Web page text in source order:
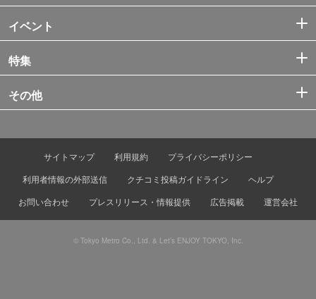
イベント
特集
その他
サイトマップ 利用規約
プライバシーポリシー
利用者情報の外部送信
クチコミ投稿ガイドライン
ヘルプ
お問い合わせ
プレスリリース・情報提供 広告掲載 運営会社
© Tokyo Metro Co., Ltd. & Let’s ENJOY TOKYO, Inc.